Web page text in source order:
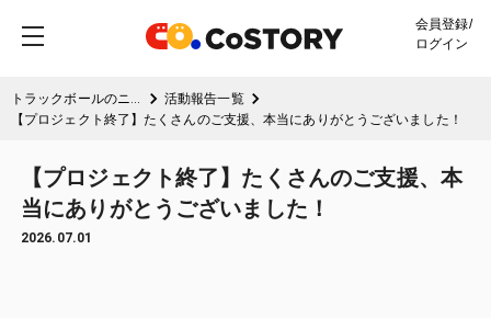
会員登録/
ログイン
トラックボールのニュースタンダード 「Keychron T1 HE」
活動報告一覧
【プロジェクト終了】たくさんのご支援、本当にありがとうございました！
【プロジェクト終了】たくさんのご支援、本
当にありがとうございました！
2026.07.01